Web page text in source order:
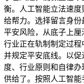
衡。人工智能立法速
给帮力。选择留言身
平安风险，从底子上
行业正在轨制制定过
并规定平安底线。以
度、行业原则和自律
供给了。按照人工智